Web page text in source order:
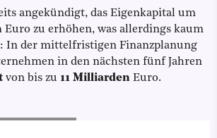
angekündigt, das Eigenkapital um
Euro zu erhöhen, was allerdings kaum
In der mittelfristigen Finanzplanung
in den nächsten fünf Jahren
von bis zu 11 Milliarden Euro.